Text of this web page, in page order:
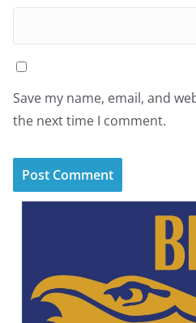
Save my name, email, and
the next time I comment.